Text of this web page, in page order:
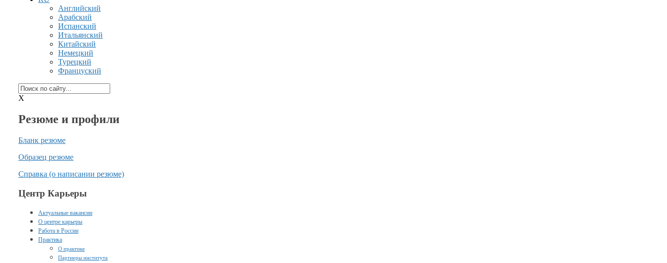
Английский
Арабский
Испанский
Итальянский
Китайский
Немецкий
Турецкий
Француский
X
Резюме и профили
Бланк резюме
Образец резюме
Справка (о написании резюме)
Центр Карьеры
Актуальные вакансии
О центре карьеры
Работа в России
Практика
О практике
Партнеры института